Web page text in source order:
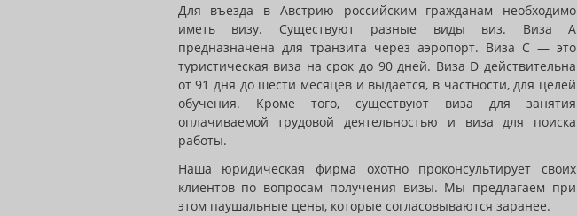
Для въезда в Австрию российским гражданам необходимо
иметь визу. Существуют разные виды виз. Виза А
предназначена для транзита через аэропорт. Виза С — это
туристическая виза на срок до 90 дней. Виза D действительна
от 91 дня до шести месяцев и выдается, в частности, для целей
обучения. Кроме того, существуют виза для занятия
оплачиваемой трудовой деятельностью и виза для поиска
работы.
Наша юридическая фирма охотно проконсультирует своих
клиентов по вопросам получения визы. Мы предлагаем при
этом паушальные цены, которые согласовываются заранее.